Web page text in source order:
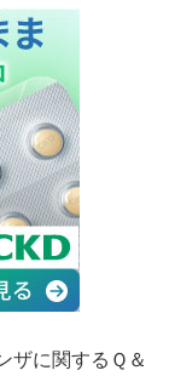
ザに関するＱ＆